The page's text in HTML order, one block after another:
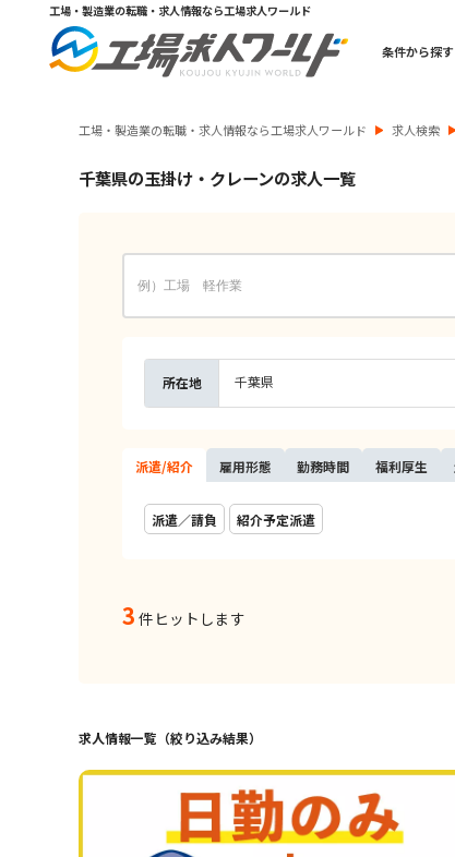
工場・製造業の転職・求人情報なら工場求人ワールド
条件から探す
工場・製造業の転職・求人情報なら工場求人ワールド 求人検索
千葉県の玉掛け・クレーンの求人一覧
所在地 千葉県
派遣/紹介 雇用形態 勤務時間 福利厚生
派遣／請負 紹介予定派遣
3 件ヒットします
求人情報一覧（絞り込み結果）